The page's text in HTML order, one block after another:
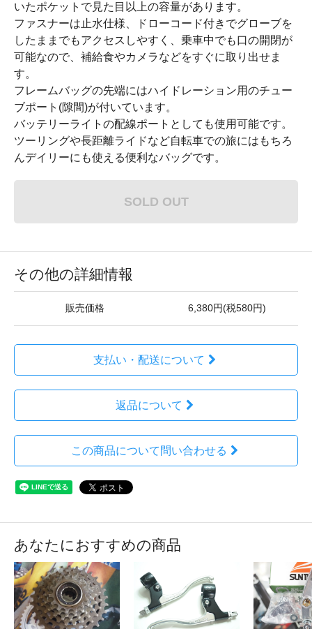
いたポケットで見た目以上の容量があります。
ファスナーは止水仕様、ドローコード付きでグローブを
したままでもアクセスしやすく、乗車中でも口の開閉が
可能なので、補給食やカメラなどをすぐに取り出せま
す。
フレームバッグの先端にはハイドレーション用のチュー
ブポート(隙間)が付いています。
バッテリーライトの配線ポートとしても使用可能です。
ツーリングや長距離ライドなど自転車での旅にはもちろ
んデイリーにも使える便利なバッグです。
SOLD OUT
その他の詳細情報
販売価格 6,380円(税580円)
支払い・配送について
返品について
この商品について問い合わせる
あなたにおすすめの商品